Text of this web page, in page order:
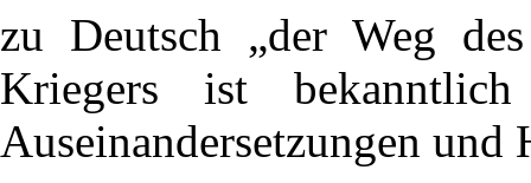
zu Deutsch „der Weg
Kriegers ist
Auseinandersetzungen und